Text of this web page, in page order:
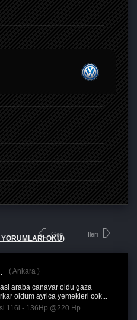
YORUMLARI OKU)
Geri
gaza
cok...
İleri